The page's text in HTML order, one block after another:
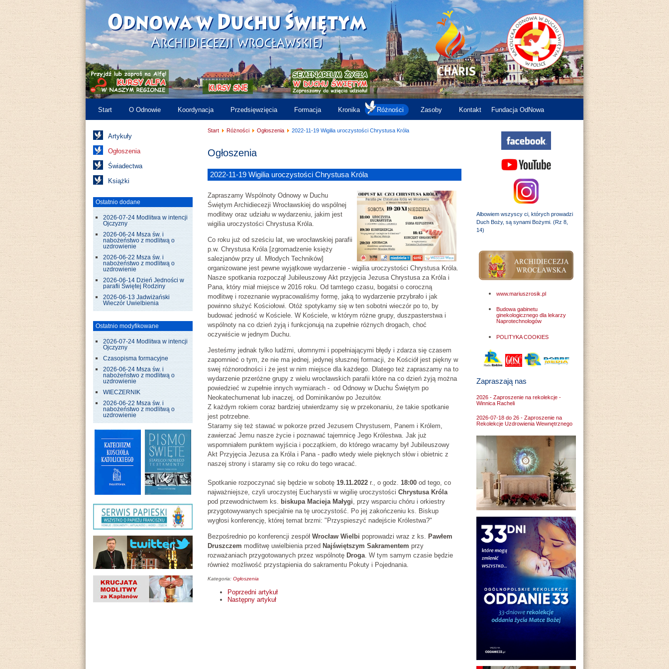
Start O Odnowie Koordynacja Przedsięwzięcia Formacja Kronika Różności Zasoby Kontakt Fundacja OdNowa
Artykuły
Ogłoszenia
Świadectwa
Książki
Ostatnio dodane
2026-07-24 Modlitwa w intencji
Ojczyzny
2026-06-24 Msza św. i
nabożeństwo z modlitwą o
uzdrowienie
2026-06-22 Msza św. i
nabożeństwo z modlitwą o
uzdrowienie
2026-06-14 Dzień Jedności w
parafii Świętej Rodziny
2026-06-13 Jadwiżański
Wieczór Uwielbienia
Ostatnio modyfikowane
2026-07-24 Modlitwa w intencji
Ojczyzny
Czasopisma formacyjne
2026-06-24 Msza św. i
nabożeństwo z modlitwą o
uzdrowienie
WIECZERNIK
2026-06-22 Msza św. i
nabożeństwo z modlitwą o
uzdrowienie
Albowiem wszyscy ci, których prowadzi
Duch Boży, są synami Bożymi. (Rz 8,
14)
www.mariuszrosik.pl
Budowa gabinetu
ginekologicznego dla lekarzy
Naprotechnologów
POLITYKA COOKIES
Zapraszają nas
2026 - Zaproszenie na rekolekcje -
Winnica Racheli
2026-07-18 do 26 - Zaproszenie na
Rekolekcje Uzdrowienia Wewnętrznego
Start Różności Ogłoszenia 2022-11-19 Wigilia uroczystości Chrystusa Króla
Ogłoszenia
2022-11-19 Wigilia uroczystości Chrystusa Króla
Zapraszamy Wspólnoty Odnowy w Duchu
Świętym Archidiecezji Wrocławskiej do wspólnej
modlitwy oraz udziału w wydarzeniu, jakim jest
wigilia uroczystości Chrystusa Króla.
Co roku już od sześciu lat, we wrocławskiej parafii
p.w. Chrystusa Króla [zgromadzenie księży
salezjanów przy ul. Młodych Techników]
organizowane jest pewne wyjątkowe wydarzenie - wigilia uroczystości Chrystusa Króla.
Nasze spotkania rozpoczął Jubileuszowy Akt przyjęcia Jezusa Chrystusa za Króla i
Pana, który miał miejsce w 2016 roku. Od tamtego czasu, bogatsi o coroczną
modlitwę i rozeznanie wypracowaliśmy formę, jaką to wydarzenie przybrało i jak
powinno służyć Kościołowi. Otóż spotykamy się w ten sobotni wieczór po to, by
budować jedność w Kościele. W Kościele, w którym różne grupy, duszpasterstwa i
wspólnoty na co dzień żyją i funkcjonują na zupełnie różnych drogach, choć
oczywiście w jednym Duchu.
Jesteśmy jednak tylko ludźmi, ułomnymi i popełniającymi błędy i zdarza się czasem
zapomnieć o tym, że nie ma jednej, jedynej słusznej formacji, że Kościół jest piękny w
swej różnorodności i że jest w nim miejsce dla każdego. Dlatego też zapraszamy na to
wydarzenie przeróżne grupy z wielu wrocławskich parafii które na co dzień żyją można
powiedzieć w zupełnie innych wymiarach - od Odnowy w Duchu Świętym po
Neokatechumenat lub inaczej, od Dominikanów po Jezuitów.
Z każdym rokiem coraz bardziej utwierdzamy się w przekonaniu, że takie spotkanie
jest potrzebne.
Staramy się też stawać w pokorze przed Jezusem Chrystusem, Panem i Królem,
zawierzać Jemu nasze życie i poznawać tajemnicę Jego Królestwa. Jak już
wspomniałem punktem wyjścia i początkiem, do którego wracamy był Jubileuszowy
Akt Przyjęcia Jezusa za Króla i Pana - padło wtedy wiele pięknych słów i obietnic z
naszej strony i staramy się co roku do tego wracać.
Spotkanie rozpoczynać się będzie w sobotę 19.11.2022 r., o godz. 18:00 od tego, co
najważniejsze, czyli uroczystej Eucharystii w wigilię uroczystości Chrystusa Króla
pod przewodnictwem ks.
biskupa Macieja Małygi , przy wsparciu chóru i orkiestry
przygotowywanych specjalnie na tę uroczystość. Po jej zakończeniu ks. Biskup
wygłosi konferencję, której temat brzmi: "Przyspieszyć nadejście Królestwa?"
Bezpośrednio po konferencji zespół Wrocław Wielbi poprowadzi wraz z ks.
Pawłem
Druszczem modlitwę uwielbienia przed Najświętszym Sakramentem przy
rozważaniach przygotowanych przez wspólnotę Droga . W tym samym czasie będzie
również możliwość przystąpienia do sakramentu Pokuty i Pojednania.
Kategoria: Ogłoszenia
Poprzedni artykuł
Następny artykuł